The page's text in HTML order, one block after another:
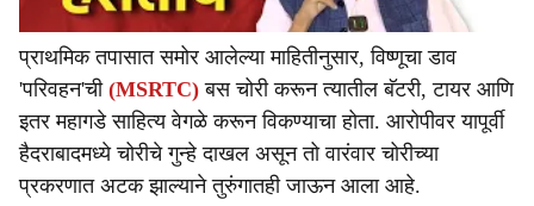
प्राथमिक तपासात समोर आलेल्या माहितीनुसार, विष्णूचा डाव
'परिवहन'ची (MSRTC) बस चोरी करून त्यातील बॅटरी, टायर आणि
इतर महागडे साहित्य वेगळे करून विकण्याचा होता. आरोपीवर यापूर्वी
हैदराबादमध्ये चोरीचे गुन्हे दाखल असून तो वारंवार चोरीच्या
प्रकरणात अटक झाल्याने तुरुंगातही जाऊन आला आहे.